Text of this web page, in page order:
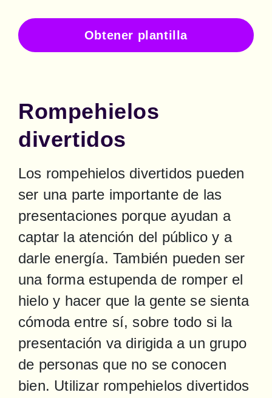
Obtener plantilla
Rompehielos
divertidos
Los rompehielos divertidos pueden
ser una parte importante de las
presentaciones porque ayudan a
captar la atención del público y a
darle energía. También pueden ser
una forma estupenda de romper el
hielo y hacer que la gente se sienta
cómoda entre sí, sobre todo si la
presentación va dirigida a un grupo
de personas que no se conocen
bien. Utilizar rompehielos divertidos